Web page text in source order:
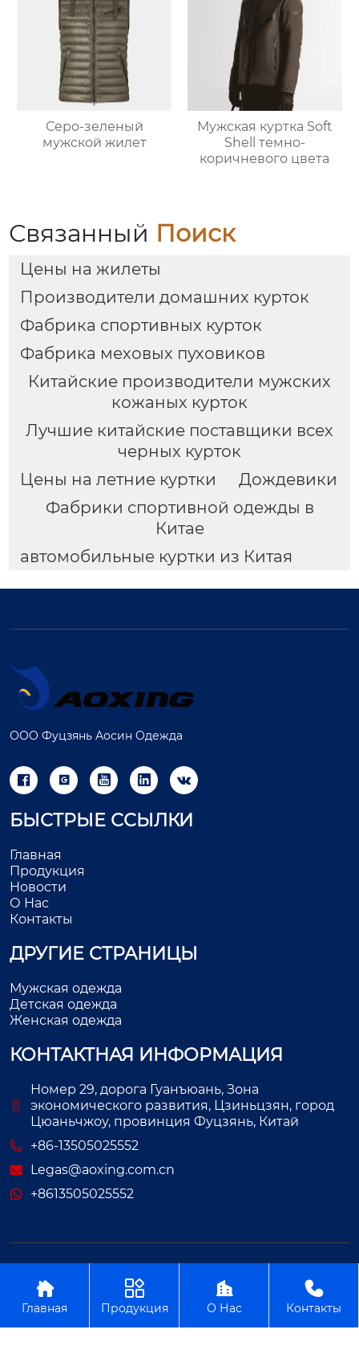
Серо-зеленый
мужской жилет
Мужская куртка Soft
Shell темно-
коричневого цвета
Связанный Поиск
Цены на жилеты
Производители домашних курток
Фабрика спортивных курток
Фабрика меховых пуховиков
Китайские производители мужских
кожаных курток
Лучшие китайские поставщики всех
черных курток
Цены на летние куртки
Дождевики
Фабрики спортивной одежды в
Китае
автомобильные куртки из Китая
ООО Фуцзянь Аосин Одежда
    
БЫСТРЫЕ ССЫЛКИ
Главная
Продукция
Новости
О Нас
Контакты
ДРУГИЕ СТРАНИЦЫ
Мужская одежда
Детская одежда
Женская одежда
КОНТАКТНАЯ ИНФОРМАЦИЯ
Номер 29, дорога Гуанъюань, Зона
экономического развития, Цзиньцзян, город
Цюаньчжоу, провинция Фуцзянь, Китай
+86-13505025552
Legas@aoxing.com.cn
+8613505025552

Главная

Продукция

О Нас

Контакты